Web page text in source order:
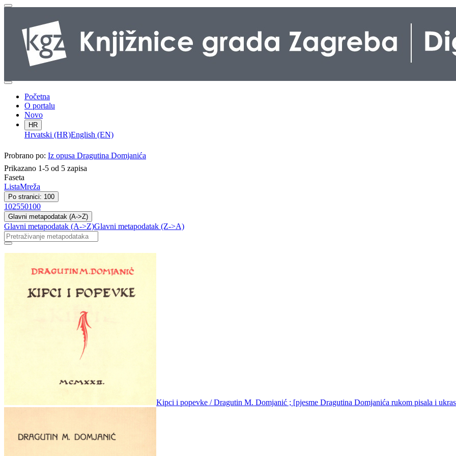
Početna
O portalu
Novo
HR
Hrvatski (HR)English (EN)
Probrano po: Iz opusa Dragutina Domjanića
Prikazano 1-5 od 5 zapisa
Faseta
ListaMreža
Po stranici: 100
102550100
Glavni metapodatak (A->Z)
Glavni metapodatak (A->Z)Glavni metapodatak (Z->A)
Kipci i popevke / Dragutin M. Domjanić ; [pjesme Dragutina Domjanića rukom pisala i